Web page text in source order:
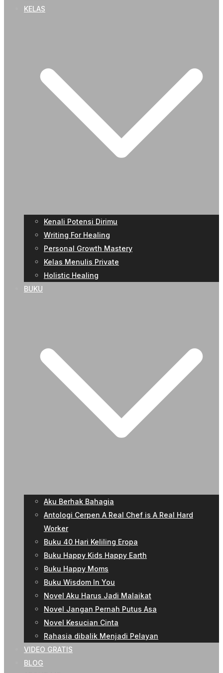
KELAS
Kenali Potensi Dirimu
Writing For Healing
Personal Growth Mastery
Kelas Menulis Private
Holistic Healing
BUKU
Aku Berhak Bahagia
Antologi Cerpen A Real Chef is A Real Hard
Worker
Buku 40 Hari Keliling Eropa
Buku Happy Kids Happy Earth
Buku Happy Moms
Buku Wisdom In You
Novel Aku Harus Jadi Malaikat
Novel Jangan Pernah Putus Asa
Novel Kesucian Cinta
Rahasia dibalik Menjadi Pelayan
VIDEO GRATIS
BLOG